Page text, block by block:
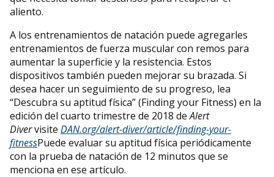
aliento.
A los entrenamientos de natación puede agregarles
entrenamientos de fuerza muscular con remos para
aumentar la superficie y la resistencia. Estos
dispositivos también pueden mejorar su brazada. Si
desea hacer un seguimiento de su progreso, lea
“Descubra su aptitud física” (Finding your Fitness) en la
edición del cuarto trimestre de 2018 deAlert
Divervisite DAN.org/alert-diver/article/finding-your-
fitnessPuede evaluar su aptitud física periódicamente
con la prueba de natación de 12 minutos que se
menciona en ese artículo.